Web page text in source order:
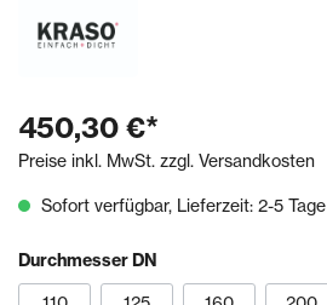
450,30 €*
Preise inkl. MwSt. zzgl. Versandkosten
Sofort verfügbar, Lieferzeit: 2-5 Tage
Durchmesser DN